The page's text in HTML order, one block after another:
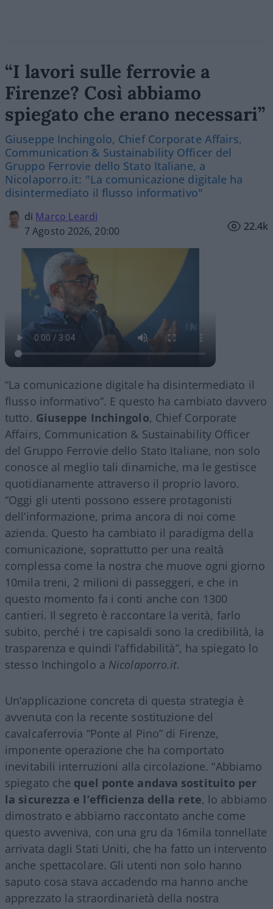
“I lavori sulle ferrovie a
Firenze? Così abbiamo
spiegato che erano necessari”
Giuseppe Inchingolo, Chief Corporate Affairs,
Communication & Sustainability Officer del
Gruppo Ferrovie dello Stato Italiane, a
Nicolaporro.it: "La comunicazione digitale ha
disintermediato il flusso informativo"
di Marco Leardi
7 Agosto 2026, 20:00
22.4k
“La comunicazione digitale ha disintermediato il
flusso informativo”. E questo ha cambiato davvero
tutto. Giuseppe Inchingolo, Chief Corporate
Affairs, Communication & Sustainability Officer
del Gruppo Ferrovie dello Stato Italiane, non solo
conosce al meglio tali dinamiche, ma le gestisce
quotidianamente attraverso il proprio lavoro.
“Oggi gli utenti possono essere protagonisti
dell’informazione, prima ancora di noi come
azienda. Questo ha cambiato il paradigma della
comunicazione, soprattutto per una realtà
complessa come la nostra che muove ogni giorno
10mila treni, 2 milioni di passeggeri, e che in
questo momento fa i conti anche con 1300
cantieri. Il segreto è raccontare la verità, farlo
subito, perché i tre capisaldi sono la credibilità, la
trasparenza e quindi l’affidabilità”, ha spiegato lo
stesso Inchingolo a Nicolaporro.it.
Un’applicazione concreta di questa strategia è
avvenuta con la recente sostituzione del
cavalcaferrovia “Ponte al Pino” di Firenze,
imponente operazione che ha comportato
inevitabili interruzioni alla circolazione. “Abbiamo
spiegato che quel ponte andava sostituito per
la sicurezza e l’efficienza della rete, lo abbiamo
dimostrato e abbiamo raccontato anche come
questo avveniva, con una gru da 16mila tonnellate
arrivata dagli Stati Uniti, che ha fatto un intervento
anche spettacolare. Gli utenti non solo hanno
saputo cosa stava accadendo ma hanno anche
apprezzato la straordinarietà della nostra